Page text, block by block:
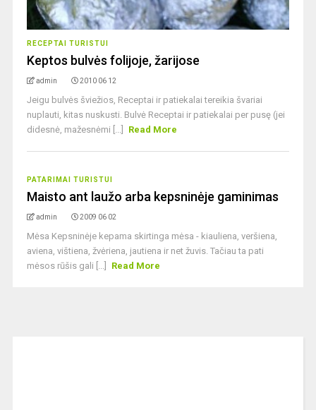
RECEPTAI TURISTUI
Keptos bulvės folijoje, žarijose
admin 2010 06 12
Jeigu bulvės šviežios, Receptai ir patiekalai tereikia švariai
nuplauti, kitas nuskusti. Bulvė Receptai ir patiekalai per pusę (jei
didesnė, mažesnėmi [...]
Read More
PATARIMAI TURISTUI
Maisto ant laužo arba kepsninėje gaminimas
admin 2009 06 02
Mėsa Kepsninėje kepama skirtinga mėsa - kiauliena, veršiena,
aviena, vištiena, žvėriena, jautiena ir net žuvis. Tačiau ta pati
mėsos rūšis gali [...]
Read More